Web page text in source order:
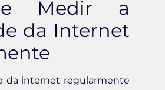
Medir a
da Internet
da internet regularmente